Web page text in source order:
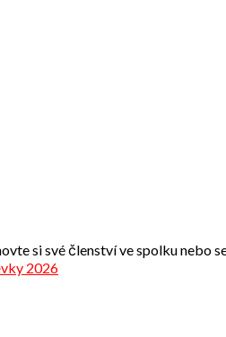
si své členství ve spolku nebo
2026